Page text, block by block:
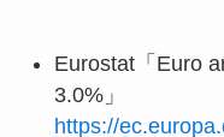
Eurostat「Euro
3.0%」
https://